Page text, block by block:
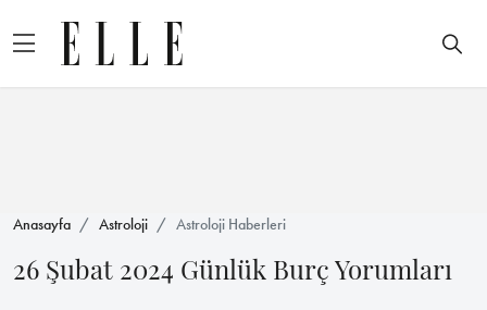
Anasayfa Astroloji Astroloji Haberleri
26 Şubat 2024 Günlük Burç Yorumları